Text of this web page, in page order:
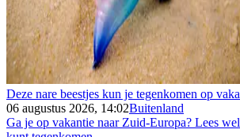
Deze nare beestjes kun je tegenkomen op
06 augustus 2026, 14:02Buitenland
Ga je op vakantie naar Zuid-Europa? Lees